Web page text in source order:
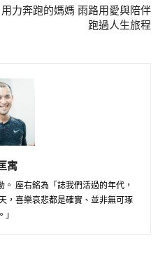
用力奔跑的媽媽 雨路用愛與陪伴
跑過人生旅程
寓
座右銘為「誌我們活過的年代，
，喜樂哀悲都是確實、並非無可琢
」